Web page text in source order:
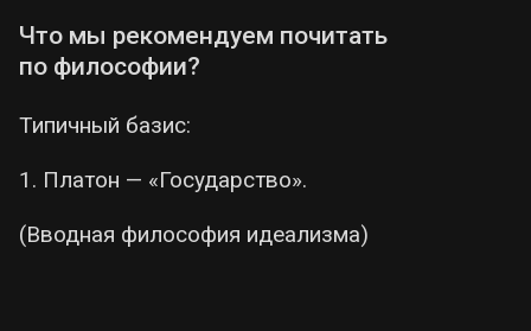
Что мы рекомендуем почитать
по философии?
Типичный базис:
1. Платон — «Государство».
(Вводная философия идеализма)